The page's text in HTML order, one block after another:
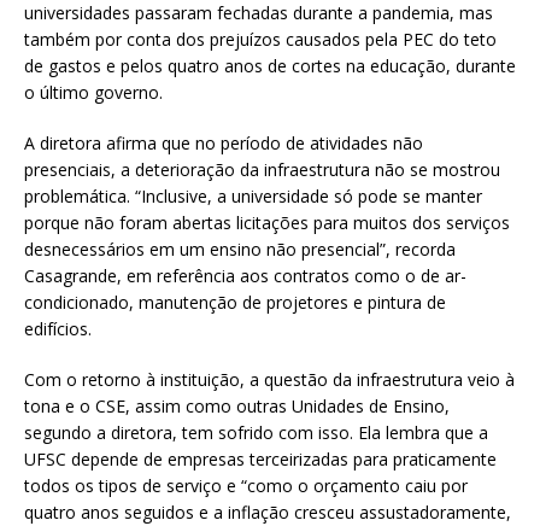
universidades passaram fechadas durante a pandemia, mas
também por conta dos prejuízos causados pela PEC do teto
de gastos e pelos quatro anos de cortes na educação, durante
o último governo.
A diretora afirma que no período de atividades não
presenciais, a deterioração da infraestrutura não se mostrou
problemática. “Inclusive, a universidade só pode se manter
porque não foram abertas licitações para muitos dos serviços
desnecessários em um ensino não presencial”, recorda
Casagrande, em referência aos contratos como o de ar-
condicionado, manutenção de projetores e pintura de
edifícios.
Com o retorno à instituição, a questão da infraestrutura veio à
tona e o CSE, assim como outras Unidades de Ensino,
segundo a diretora, tem sofrido com isso. Ela lembra que a
UFSC depende de empresas terceirizadas para praticamente
todos os tipos de serviço e “como o orçamento caiu por
quatro anos seguidos e a inflação cresceu assustadoramente,